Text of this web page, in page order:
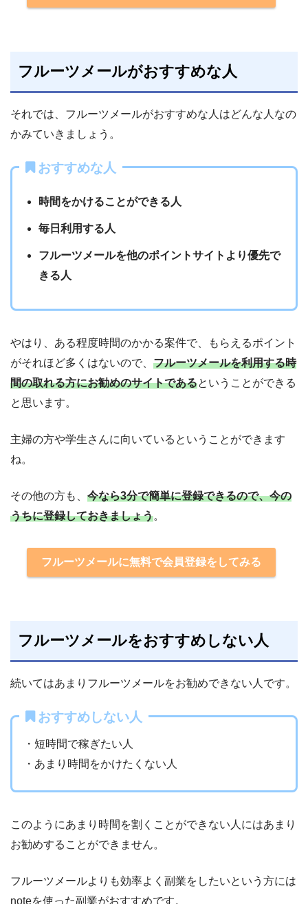
フルーツメールがおすすめな人
それでは、フルーツメールがおすすめな人はどんな人なの
かみていきましょう。
おすすめな人
時間をかけることができる人
毎日利用する人
フルーツメールを他のポイントサイトより優先で
きる人
やはり、ある程度時間のかかる案件で、もらえるポイント
がそれほど多くはないので、 フルーツメールを利用する時
間の取れる方にお勧めのサイトであるということができる
と思います。
主婦の方や学生さんに向いているということができます
ね。
その他の方も、 今なら3分で簡単に登録できるので、今の
うちに登録しておきましょう。
フルーツメールに無料で会員登録をしてみる
フルーツメールをおすすめしない人
続いてはあまりフルーツメールをお勧めできない人です。
おすすめしない人
・短時間で稼ぎたい人
・あまり時間をかけたくない人
このようにあまり時間を割くことができない人にはあまり
お勧めすることができません。
フルーツメールよりも効率よく副業をしたいという方には
noteを使った副業がおすすめです。